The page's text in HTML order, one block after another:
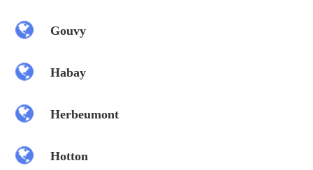
Gouvy
Habay
Herbeumont
Hotton